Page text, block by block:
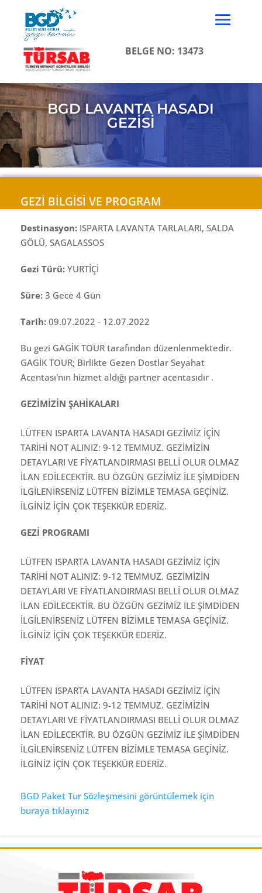
BELGE NO: 13473
BGD LAVANTA HASADI
GEZİSİ
GEZİ BİLGİSİ VE PROGRAM
Destinasyon: ISPARTA LAVANTA TARLALARI, SALDA
GÖLÜ, SAGALASSOS
Gezi Türü: YURTİÇİ
Süre: 3 Gece 4 Gün
Tarih: 09.07.2022 - 12.07.2022
Bu gezi GAGİK TOUR tarafından düzenlenmektedir.
GAGİK TOUR; Birlikte Gezen Dostlar Seyahat
Acentası'nın hizmet aldığı partner acentasıdır .
GEZİMİZİN ŞAHİKALARI
LÜTFEN ISPARTA LAVANTA HASADI GEZİMİZ İÇİN
TARİHİ NOT ALINIZ: 9-12 TEMMUZ. GEZİMİZİN
DETAYLARI VE FİYATLANDIRMASI BELLİ OLUR OLMAZ
İLAN EDİLECEKTİR. BU ÖZGÜN GEZİMİZ İLE ŞİMDİDEN
İLGİLENİRSENİZ LÜTFEN BİZİMLE TEMASA GEÇİNİZ.
İLGİNİZ İÇİN ÇOK TEŞEKKÜR EDERİZ.
GEZİ PROGRAMI
LÜTFEN ISPARTA LAVANTA HASADI GEZİMİZ İÇİN
TARİHİ NOT ALINIZ: 9-12 TEMMUZ. GEZİMİZİN
DETAYLARI VE FİYATLANDIRMASI BELLİ OLUR OLMAZ
İLAN EDİLECEKTİR. BU ÖZGÜN GEZİMİZ İLE ŞİMDİDEN
İLGİLENİRSENİZ LÜTFEN BİZİMLE TEMASA GEÇİNİZ.
İLGİNİZ İÇİN ÇOK TEŞEKKÜR EDERİZ.
FİYAT
LÜTFEN ISPARTA LAVANTA HASADI GEZİMİZ İÇİN
TARİHİ NOT ALINIZ: 9-12 TEMMUZ. GEZİMİZİN
DETAYLARI VE FİYATLANDIRMASI BELLİ OLUR OLMAZ
İLAN EDİLECEKTİR. BU ÖZGÜN GEZİMİZ İLE ŞİMDİDEN
İLGİLENİRSENİZ LÜTFEN BİZİMLE TEMASA GEÇİNİZ.
İLGİNİZ İÇİN ÇOK TEŞEKKÜR EDERİZ.
BGD Paket Tur Sözleşmesini görüntülemek için
buraya tıklayınız